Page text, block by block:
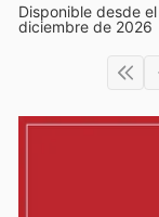
Disponible desde
diciembre de 2026